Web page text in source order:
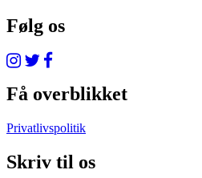
Følg os
Få overblikket
Privatlivspolitik
Skriv til os